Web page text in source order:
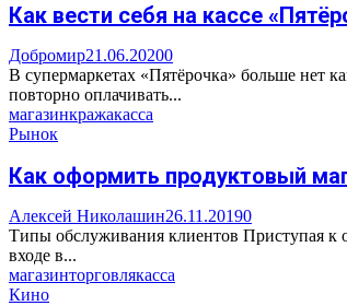
Как вести себя на кассе
Добромир21.06.20200
В супермаркетах «Пятёрочка» больше нет
повторно оплачивать...
магазинкражакасса
Рынок
Как оформить продуктовый
Алексей Николашин26.11.20190
Типы обслуживания клиентов Приступая к
входе в...
магазинторговлякасса
Кино